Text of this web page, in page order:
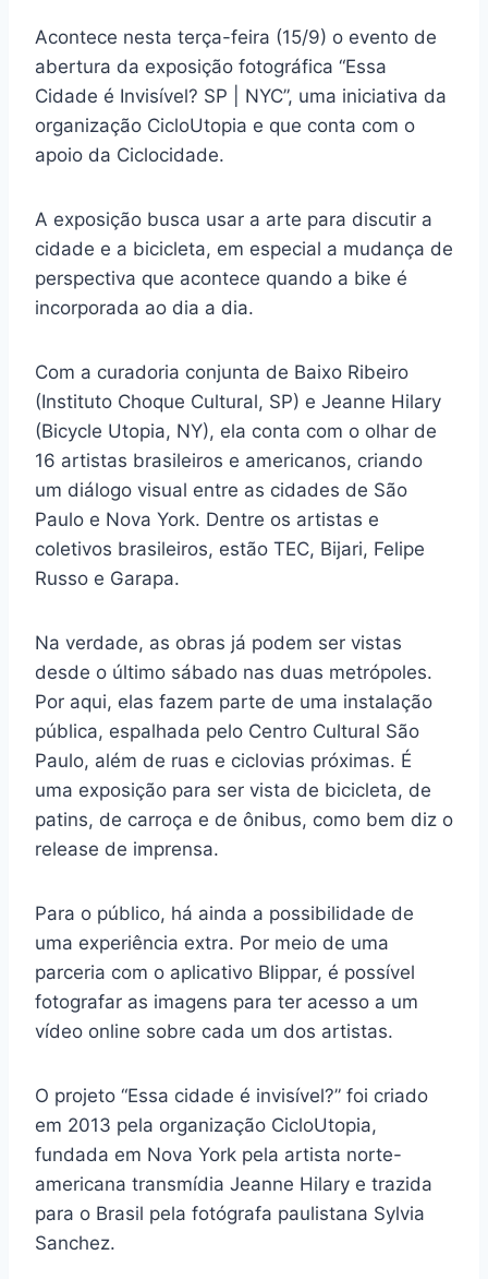
Acontece nesta terça-feira (15/9) o evento de
abertura da exposição fotográfica “Essa
Cidade é Invisível? SP | NYC”, uma iniciativa da
organização CicloUtopia e que conta com o
apoio da Ciclocidade.
A exposição busca usar a arte para discutir a
cidade e a bicicleta, em especial a mudança de
perspectiva que acontece quando a bike é
incorporada ao dia a dia.
Com a curadoria conjunta de Baixo Ribeiro
(Instituto Choque Cultural, SP) e Jeanne Hilary
(Bicycle Utopia, NY), ela conta com o olhar de
16 artistas brasileiros e americanos, criando
um diálogo visual entre as cidades de São
Paulo e Nova York. Dentre os artistas e
coletivos brasileiros, estão TEC, Bijari, Felipe
Russo e Garapa.
Na verdade, as obras já podem ser vistas
desde o último sábado nas duas metrópoles.
Por aqui, elas fazem parte de uma instalação
pública, espalhada pelo Centro Cultural São
Paulo, além de ruas e ciclovias próximas. É
uma exposição para ser vista de bicicleta, de
patins, de carroça e de ônibus, como bem diz o
release de imprensa.
Para o público, há ainda a possibilidade de
uma experiência extra. Por meio de uma
parceria com o aplicativo Blippar, é possível
fotografar as imagens para ter acesso a um
vídeo online sobre cada um dos artistas.
O projeto “Essa cidade é invisível?” foi criado
em 2013 pela organização CicloUtopia,
fundada em Nova York pela artista norte-
americana transmídia Jeanne Hilary e trazida
para o Brasil pela fotógrafa paulistana Sylvia
Sanchez.